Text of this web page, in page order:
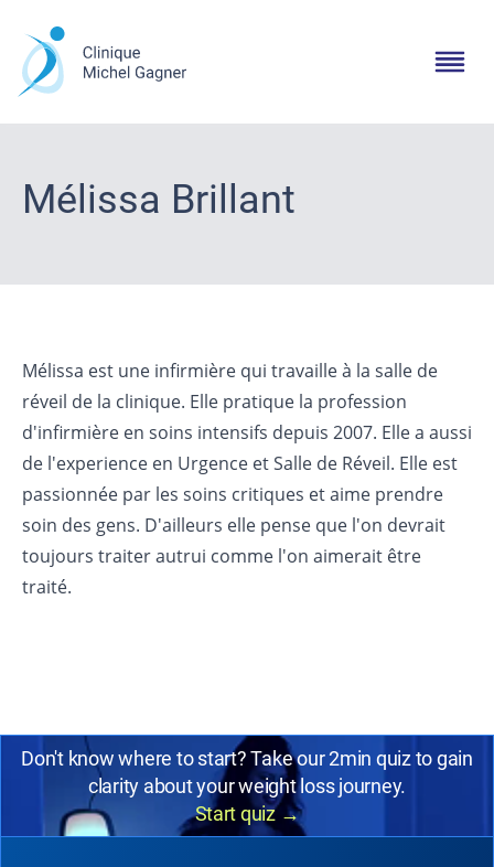
Mélissa Brillant
Mélissa est une infirmière qui travaille à la salle de
réveil de la clinique. Elle pratique la profession
d'infirmière en soins intensifs depuis 2007. Elle a aussi
de l'experience en Urgence et Salle de Réveil. Elle est
passionnée par les soins critiques et aime prendre
soin des gens. D'ailleurs elle pense que l'on devrait
toujours traiter autrui comme l'on aimerait être
traité.
Don't know where to start? Take our 2min quiz to gain
clarity about your weight loss journey.
Start quiz →